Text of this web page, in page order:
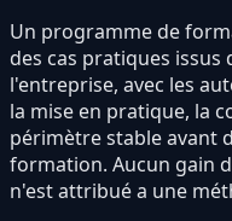
Un programme de
des cas pratiques issus
l'entreprise, avec les
la mise en pratique, la
périmètre stable avant
formation. Aucun gain
n'est attribué a une